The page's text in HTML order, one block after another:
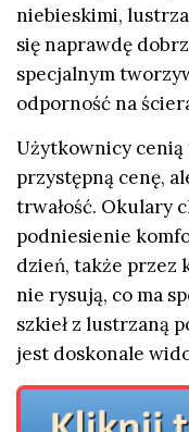
niebieskimi,
się naprawdę
specjalnym
odporność na
Użytkownicy
przystępną cenę,
trwałość. Okulary
podniesienie
dzień, także przez
nie rysują, co ma
szkieł z lustrzaną
jest doskonale